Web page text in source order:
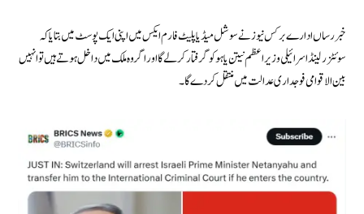
خبررساں ادارے برکس نیوز نے سوشل میڈیا پلیٹ فارم ایکس میں اپنی ایک پوسٹ میں بتایا کہ
سوئٹزرلینڈ اسرائیلی وزیر اعظم نیتن یاہو کو گرفتار کر لے گا اور اگر وہ ملک میں داخل ہوتے ہیں تو انہیں
بین الاقوامی فوجداری عدالت میں منتقل کر دے گا۔